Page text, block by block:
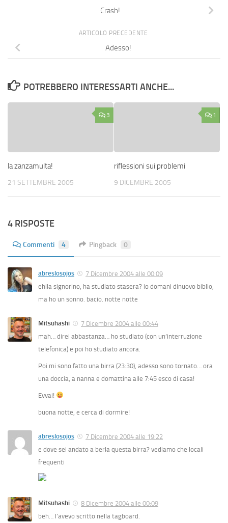
Crash!
ARTICOLO PRECEDENTE
Adesso!
POTREBBERO INTERESSARTI ANCHE...
3
la zanzamulta!
21 SETTEMBRE 2005
1
riflessioni sui problemi
9 DICEMBRE 2005
4 RISPOSTE
Commenti 4 Pingback 0
abreslosojos
7 Dicembre 2004 alle 00:09
ehila signorino, ha studiato stasera? io domani dinuovo biblio,
ma ho un sonno. bacio. notte notte
Mitsuhashi
7 Dicembre 2004 alle 00:44
mah… direi abbastanza… ho studiato (con un’interruzione
telefonica) e poi ho studiato ancora.
Poi mi sono fatto una birra (23:30), adesso sono tornato… ora
una doccia, a nanna e domattina alle 7:45 esco di casa!
Evvai!
buona notte, e cerca di dormire!
abreslosojos
7 Dicembre 2004 alle 19:22
e dove sei andato a berla questa birra? vediamo che locali
frequenti
Mitsuhashi
8 Dicembre 2004 alle 00:09
beh… l’avevo scritto nella tagboard.